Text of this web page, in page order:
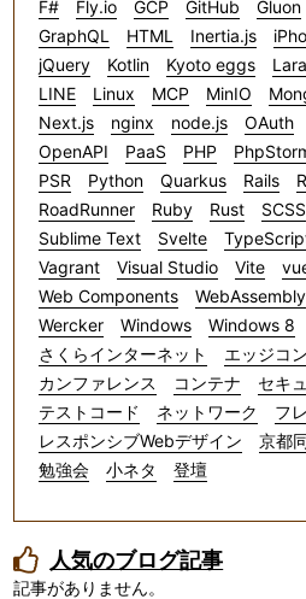
F# Fly.io GCP GitHub Gluon
GraphQL
HTML Inertia.js
jQuery
Kotlin Kyoto eggs
LINE
Linux MCP MinIO
Next.js
nginx node.js OAuth
OpenAPI
PaaS PHP
PSR
Python Quarkus Rails
RoadRunner
Ruby Rust SCSS
Sublime Text
Svelte
Vagrant
Visual Studio Vite
Web Components
WebAssembly
Wercker
Windows Windows 8
さくらインターネット
エッジコ
カンファレンス
コンテナ セキ
テストコード
ネットワーク
フ
レスポンシブWebデザイン
京都
勉強会
小ネタ 登壇
人気のブログ記事
記事がありません。